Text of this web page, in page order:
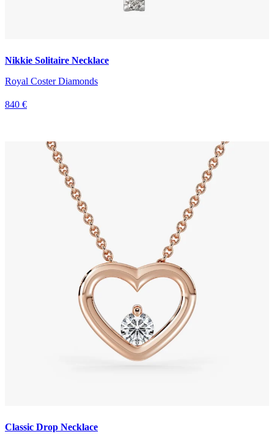
Nikkie Solitaire Necklace
Royal Coster Diamonds
840 €
Classic Drop Necklace